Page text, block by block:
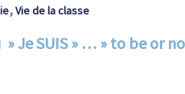
,Vie de la classe
» Je SUIS » … » to be or